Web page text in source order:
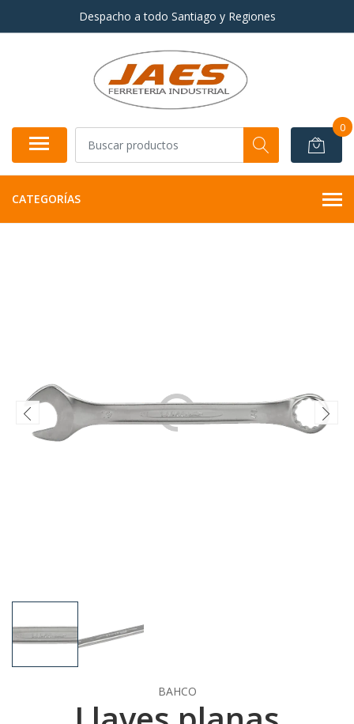
Despacho a todo Santiago y Regiones
0
CATEGORÍAS
BAHCO